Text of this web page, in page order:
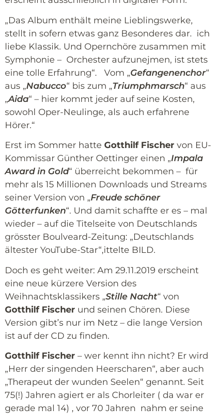
„Das Album enthält meine Lieblingswerke,
stellt in sofern etwas ganz Besonderes dar. ich
liebe Klassik. Und Opernchöre zusammen mit
Symphonie – Orchester aufzunejmen, ist stets
eine tolle Erfahrung“. Vom „Gefangenenchor“
aus „Nabucco“ bis zum „Triumphmarsch“ aus
„Aida“ – hier kommt jeder auf seine Kosten,
sowohl Oper-Neulinge, als auch erfahrene
Hörer.“
Erst im Sommer hatte Gotthilf Fischer von EU-
Kommissar Günther Oettinger einen „Impala
Award in Gold“ überreicht bekommen – für
mehr als 15 Millionen Downloads und Streams
seiner Version von „Freude schöner
Götterfunken“. Und damit schaffte er es – mal
wieder – auf die Titelseite von Deutschlands
grösster Boulveard-Zeitung: „Deutschlands
ältester YouTube-Star“,ittelte BILD.
Doch es geht weiter: Am 29.11.2019 erscheint
eine neue kürzere Version des
Weihnachtsklassikers „Stille Nacht“ von
Gotthilf Fischer und seinen Chören. Diese
Version gibt’s nur im Netz – die lange Version
ist auf der CD zu finden.
Gotthilf Fischer – wer kennt ihn nicht? Er wird
„Herr der singenden Heerscharen“, aber auch
„Therapeut der wunden Seelen“ genannt. Seit
75(!) Jahren agiert er als Chorleiter ( da war er
gerade mal 14) , vor 70 Jahren nahm er seine